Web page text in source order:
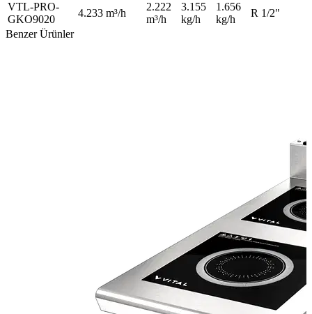
VTL-PRO-
GKO9020
4.233 m³/h
2.222
m³/h
3.155
kg/h
1.656
kg/h
R 1/2"
Benzer Ürünler